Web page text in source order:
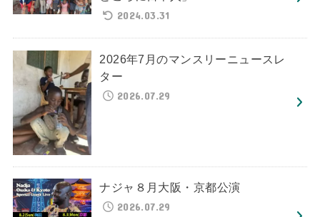
2024.03.31
2026年7月のマンスリーニュースレ
ター
2026.07.29
ナジャ８月大阪・京都公演
2026.07.29